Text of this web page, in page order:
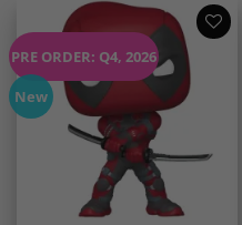
PRE ORDER: Q4, 2026
New
Add to
wishlist